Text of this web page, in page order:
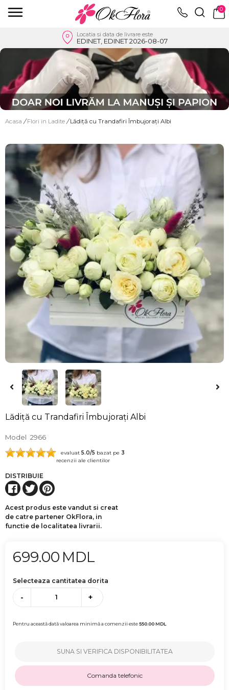
0
Locatia si data de livrare este
EDINET, EDINET 2026-08-07
Acasa / Flori in Ladite / Lădiță cu Trandafiri Îmbujorați Albi
Lădiță cu Trandafiri Îmbujorați Albi
Model 2966
evaluat 5.0/5 bazat pe 3
recenzii ale clientilor
DISTRIBUIE
Acest produs este vandut si creat
de catre partener OkFlora, in
functie de localitatea livrarii.
699.00 MDL
Selecteaza cantitatea dorita
- +
Pentru această dată valoarea minimă a comenzii este550.00MDL
SUNA SI VERIFICA DISPONIBILITATEA
Comanda telefonic